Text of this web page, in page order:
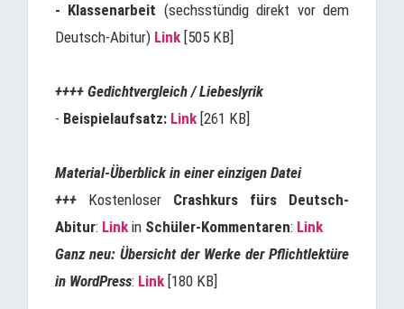
- Klassenarbeit (sechsstündig direkt vor dem
Deutsch-Abitur) Link [505 KB]
++++ Gedichtvergleich / Liebeslyrik
- Beispielaufsatz: Link [261 KB]
Material-Überblick in einer einzigen Datei
+++ Kostenloser Crashkurs fürs Deutsch-
Abitur: Link in Schüler-Kommentaren: Link
Ganz neu: Übersicht der Werke der Pflichtlektüre
in WordPress: Link [180 KB]